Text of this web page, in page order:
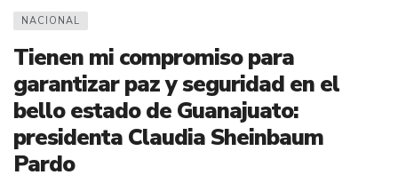
NACIONAL
Tienen mi compromiso para
garantizar paz y seguridad en el
bello estado de Guanajuato:
presidenta Claudia Sheinbaum
Pardo